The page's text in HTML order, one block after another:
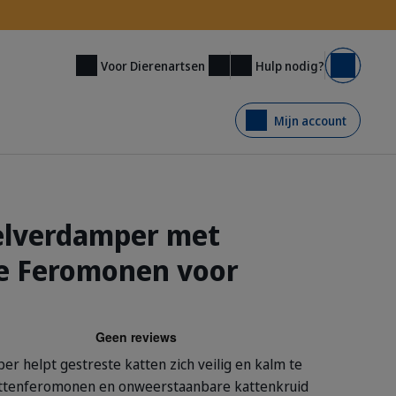
Voor Dierenartsen Hulp nodig? Mand
Mijn account
met
Feromonen voor
helpt gestreste katten zich veilig en kalm te
en onweerstaanbare kattenkruid